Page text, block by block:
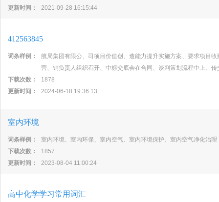
更新时间：
2021-09-28 16:15:44
412563845
词条样例：
航局集团有限公、司项目价值创、造能力提升实施方案、要求项目
营、销负责人组织召开、中标交底会在合同、谈判策划流程中上、
下载次数：
1878
更新时间：
2024-06-18 19:36:13
室内环境
词条样例：
室内环境、室内环保、室内空气、室内环境保护、室内空气净化治理
下载次数：
1857
更新时间：
2023-08-04 11:00:24
高中化学学习常用词汇